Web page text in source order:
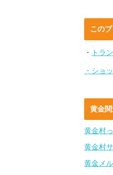
この
・ トラ
・ショ
黄金関
黄金村
黄金村
黄金メ